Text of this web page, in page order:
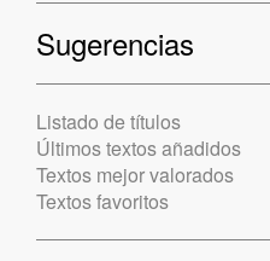
Sugerencias
Listado de títulos
Últimos textos añadidos
Textos mejor valorados
Textos favoritos